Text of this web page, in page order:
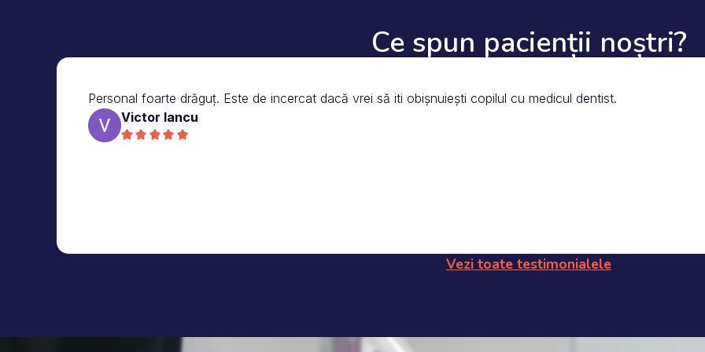
Ce spun pacienții noștri?
Personal foarte drăguț. Este de incercat dacă vrei să iti obișnuiești copilul cu medicul dentist.
Victor Iancu
Vezi toate testimonialele